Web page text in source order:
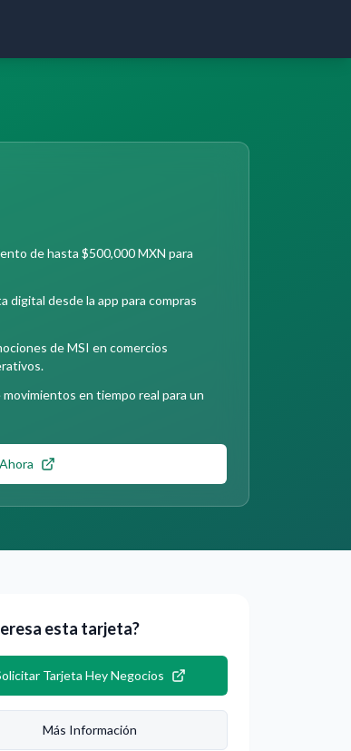
de hasta $500,000 MXN para
digital desde la app para compras
de MSI en comercios
en tiempo real para un
esta tarjeta?
Tarjeta Hey Negocios
Más Información